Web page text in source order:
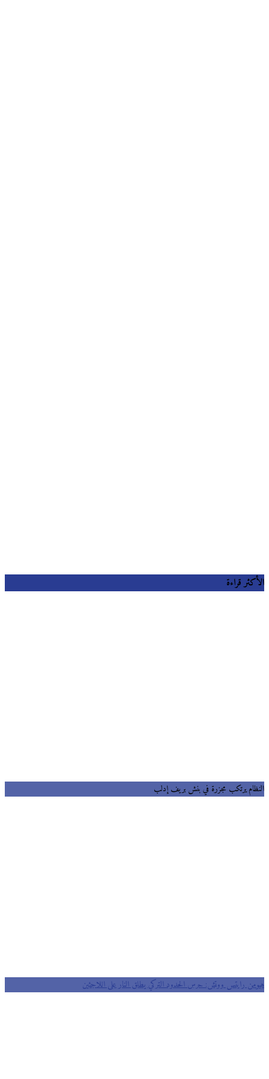
قراءة
يرتكب مجزرة في بنش بريف إدلب
رايتس ووتش: حرس الحدود التركي يطلق النار على اللاجئين